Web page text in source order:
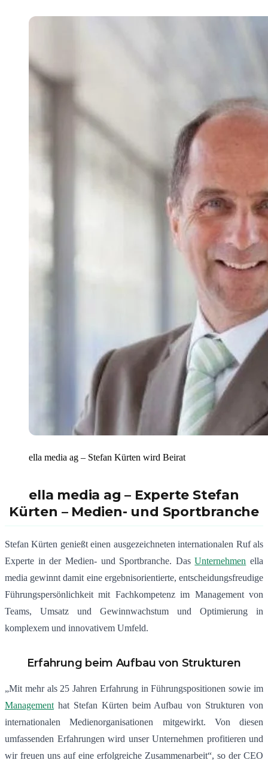
ella media ag – Stefan Kürten wird Beirat
ella media ag – Experte Stefan
Kürten – Medien- und Sportbranche
Stefan Kürten genießt einen ausgezeichneten internationalen Ruf als
Experte in der Medien- und Sportbranche. DasUnternehmen ella
media gewinnt damit eine ergebnisorientierte, entscheidungsfreudige
Führungspersönlichkeit mit Fachkompetenz im Management von
Teams, Umsatz und Gewinnwachstum und Optimierung in
komplexem und innovativem Umfeld.
Erfahrung beim Aufbau von Strukturen
„Mit mehr als 25 Jahren Erfahrung in Führungspositionen sowie im
Management hat Stefan Kürten beim Aufbau von Strukturen von
internationalen Medienorganisationen mitgewirkt. Von diesen
umfassenden Erfahrungen wird unser Unternehmen profitieren und
wir freuen uns auf eine erfolgreiche Zusammenarbeit“, so der CEO